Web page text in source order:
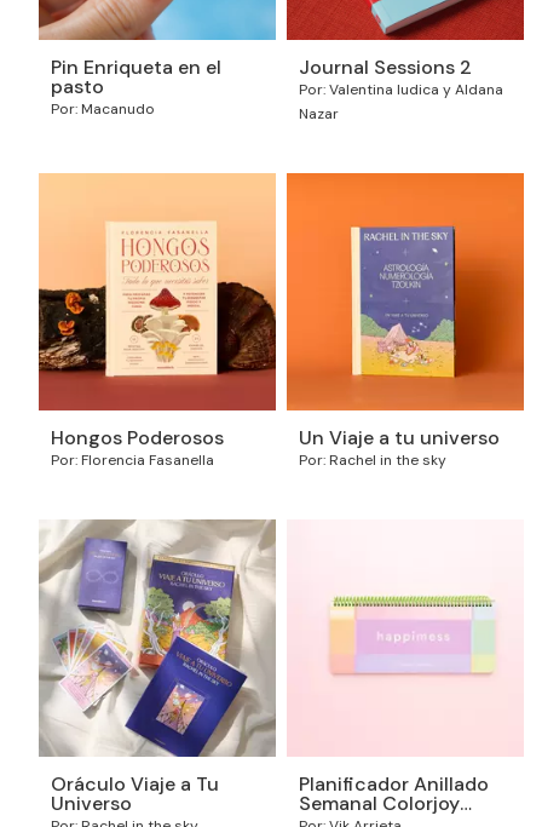
Pin Enriqueta en el
pasto
Por: Macanudo
Journal Sessions 2
Por: Valentina Iudica y Aldana
Nazar
Hongos Poderosos
Por: Florencia Fasanella
Un Viaje a tu universo
Por: Rachel in the sky
Oráculo Viaje a Tu
Universo
Planificador Anillado
Semanal Colorjoy